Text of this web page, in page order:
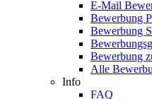
E-Mail
Bewerbung
Bewerbung
Bewerbung
Alle
Info
FAQ